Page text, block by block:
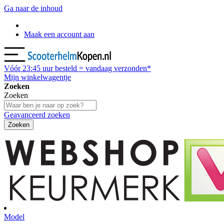
Ga naar de inhoud
Maak een account aan
Vóór 23:45 uur besteld = vandaag verzonden*
Mijn winkelwagentje
Zoeken
Zoeken
Geavanceerd zoeken
Zoeken
Model